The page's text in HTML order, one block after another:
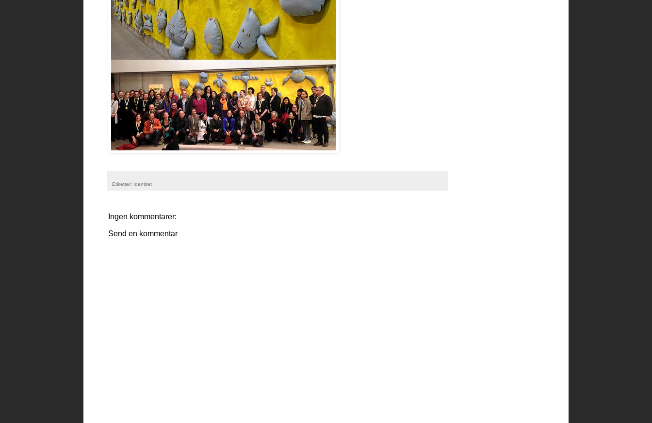
Etiketter: Identitet
Ingen kommentarer:
Send en kommentar